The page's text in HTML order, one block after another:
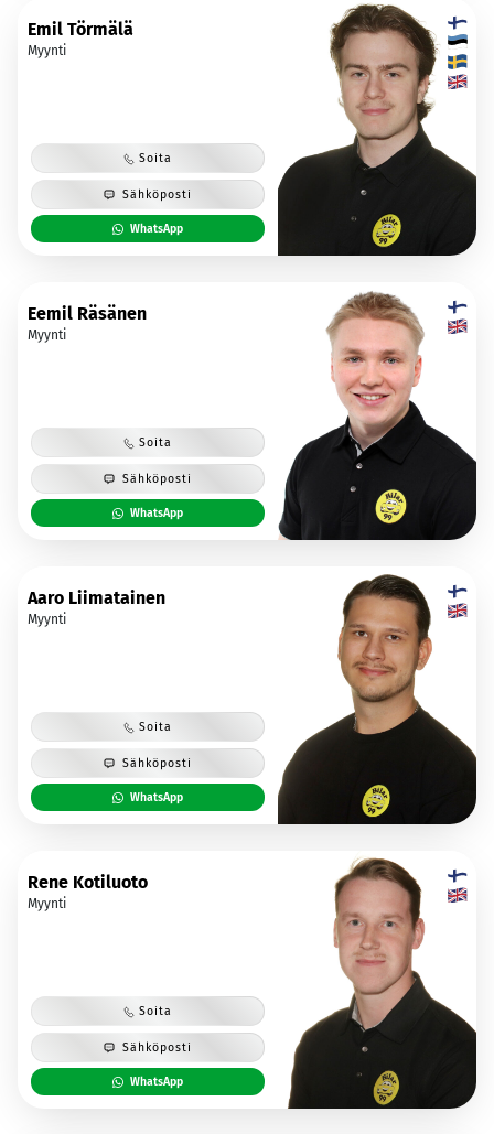
Emil Törmälä
Myynti
Soita
Sähköposti
WhatsApp
Eemil Räsänen
Myynti
Soita
Sähköposti
WhatsApp
Aaro Liimatainen
Myynti
Soita
Sähköposti
WhatsApp
Rene Kotiluoto
Myynti
Soita
Sähköposti
WhatsApp